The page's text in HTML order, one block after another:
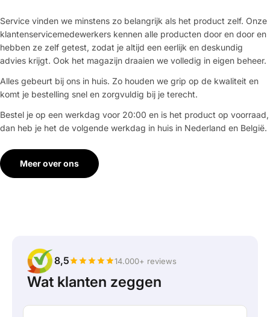
Service vinden we minstens zo belangrijk als het product zelf. Onze
klantenservicemedewerkers kennen alle producten door en door en
hebben ze zelf getest, zodat je altijd een eerlijk en deskundig
advies krijgt. Ook het magazijn draaien we volledig in eigen beheer.
Alles gebeurt bij ons in huis. Zo houden we grip op de kwaliteit en
komt je bestelling snel en zorgvuldig bij je terecht.
Bestel je op een werkdag voor 20:00 en is het product op voorraad,
dan heb je het de volgende werkdag in huis in Nederland en België.
Meer over ons
8,5 14.000+ reviews
Wat klanten zeggen